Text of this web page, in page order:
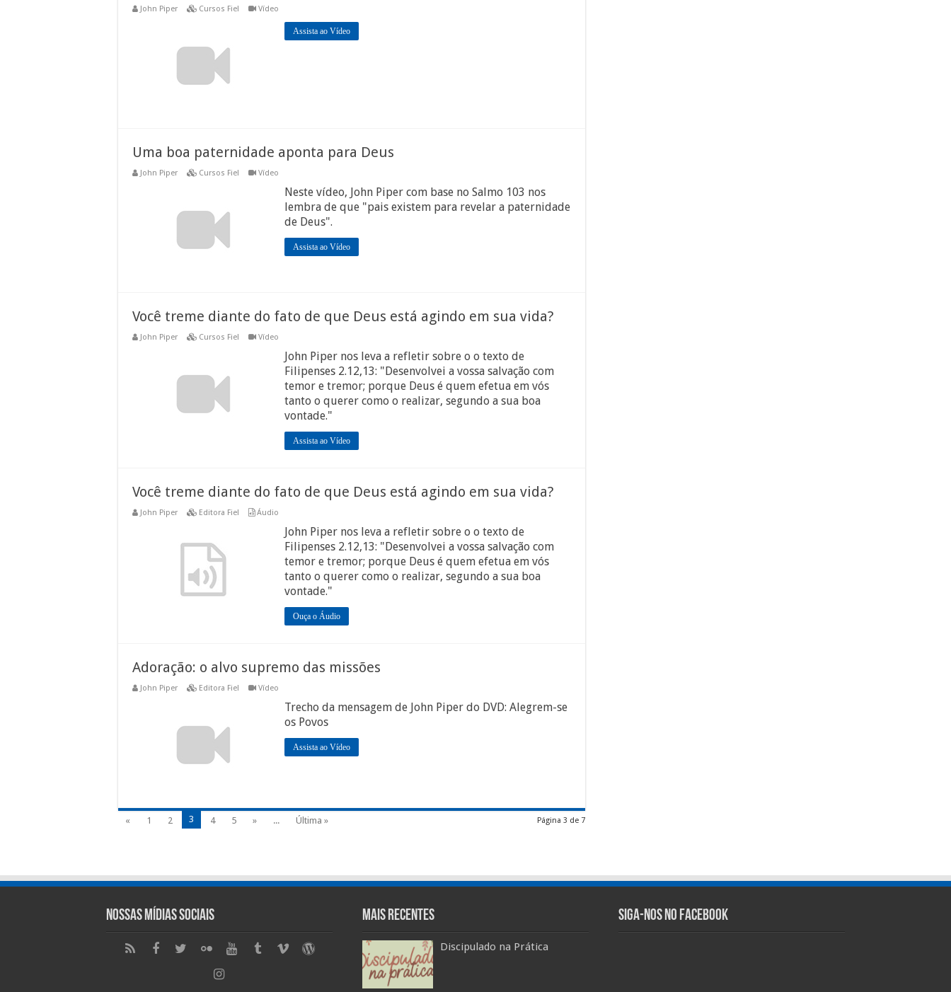
John Piper Cursos Fiel Vídeo
Assista ao Vídeo
Uma boa paternidade aponta para Deus
John Piper Cursos Fiel Vídeo
Neste vídeo, John Piper com base no Salmo 103 nos
lembra de que "pais existem para revelar a paternidade
de Deus".
Assista ao Vídeo
Você treme diante do fato de que Deus está agindo em sua vida?
John Piper Cursos Fiel Vídeo
John Piper nos leva a refletir sobre o o texto de
Filipenses 2.12,13: "Desenvolvei a vossa salvação com
temor e tremor; porque Deus é quem efetua em vós
tanto o querer como o realizar, segundo a sua boa
vontade."
Assista ao Vídeo
Você treme diante do fato de que Deus está agindo em sua vida?
John Piper Editora Fiel Áudio
John Piper nos leva a refletir sobre o o texto de
Filipenses 2.12,13: "Desenvolvei a vossa salvação com
temor e tremor; porque Deus é quem efetua em vós
tanto o querer como o realizar, segundo a sua boa
vontade."
Ouça o Áudio
Adoração: o alvo supremo das missões
John Piper Editora Fiel Vídeo
Trecho da mensagem de John Piper do DVD: Alegrem-se
os Povos
Assista ao Vídeo
Página 3 de 7
« 1 2 3 4 5 » ... Última »
Nossas Mídias Sociais Mais Recentes
Discipulado na Prática
Siga-nos no Facebook